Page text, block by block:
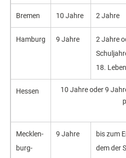
Bremen 10 Jahre 2 Jahre
Hamburg 9 Jahre
2 Jahre
18.
Hessen
10 Jahre oder 9
Mecklen­
burg-
9 Jahre
bis zum
dem der